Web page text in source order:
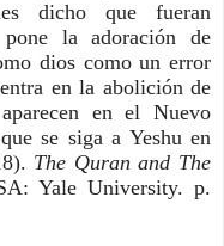
la adoración de
dios como un error
en la abolición de
en el Nuevo
se siga a Yeshu en
The Quran and The
Yale University. p.